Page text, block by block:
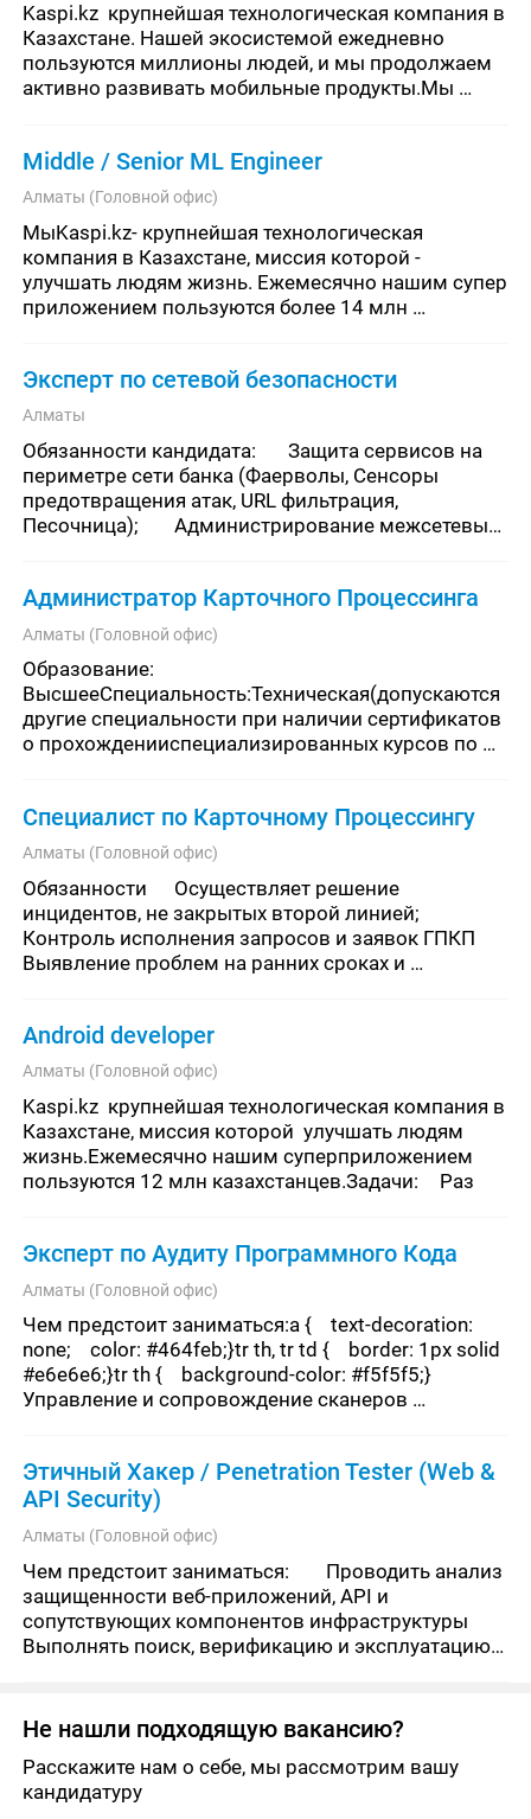
Kaspi.kz  крупнейшая технологическая компания в
Казахстане. Нашей экосистемой ежедневно
пользуются миллионы людей, и мы продолжаем
активно развивать мобильные продукты.Мы
Middle / Senior ML Engineer
Алматы (Головной офис)
МыKaspi.kz- крупнейшая технологическая
компания в Казахстане, миссия которой -
улучшать людям жизнь. Ежемесячно нашим супер
приложением пользуются более 14 млн
Эксперт по сетевой безопасности
Алматы
Обязанности кандидата:	Защита сервисов на
периметре сети банка (Фаерволы, Сенсоры
предотвращения атак, URL фильтрация,
Песочница);	Администрирование межсетевых
Администратор Карточного Процессинга
Алматы (Головной офис)
Образование:
ВысшееСпециальность:Техническая(допускаются
другие специальности при наличии сертификатов
о прохожденииспециализированных курсов по
обучение:Желательноналичие с
Специалист по Карточному Процессингу
Алматы (Головной офис)
Обязанности	Осуществляет решение
инцидентов, не закрытых второй линией;
Контроль исполнения запросов и заявок ГПКП
Выявление проблем на ранних сроках и
Предоставление прав
Android developer
Алматы (Головной офис)
Kaspi.kz  крупнейшая технологическая компания в
Казахстане, миссия которой  улучшать людям
жизнь.Ежемесячно нашим суперприложением
пользуются 12 млн казахстанцев.Задачи:	Раз
Эксперт по Аудиту Программного Кода
Алматы (Головной офис)
Чем предстоит заниматься:a {    text-decoration:
none;    color: #464feb;}tr th, tr td {    border: 1px solid
#e6e6e6;}tr th {    background-color: #f5f5f5;}
Управление и сопровождение сканеров
Этичный Хакер / Penetration Tester (Web &
API Security)
Алматы (Головной офис)
Чем предстоит заниматься:	Проводить анализ
защищенности веб-приложений, API и
сопутствующих компонентов инфраструктуры
Выполнять поиск, верификацию и эксплуатацию
Не нашли подходящую вакансию?
Расскажите нам о себе, мы рассмотрим вашу
кандидатуру